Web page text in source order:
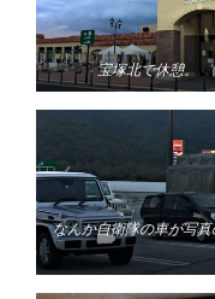
宝塚北で休憩。
なんか自衛隊の車が写